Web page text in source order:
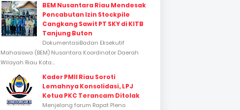
BEM Nusantara Riau Mendesak
Pencabutan Izin Stockpile
Cangkang Sawit PT SKY di KITB
Tanjung Buton
DokumentasiBadan Eksekutif
Mahasiswa (BEM) Nusantara Koordinator Daerah
Wilayah Riau Kota...
Kader PMII Riau Soroti
Lemahnya Konsolidasi, LPJ
Ketua PKC Terancam Ditolak
Menjelang forum Rapat Pleno